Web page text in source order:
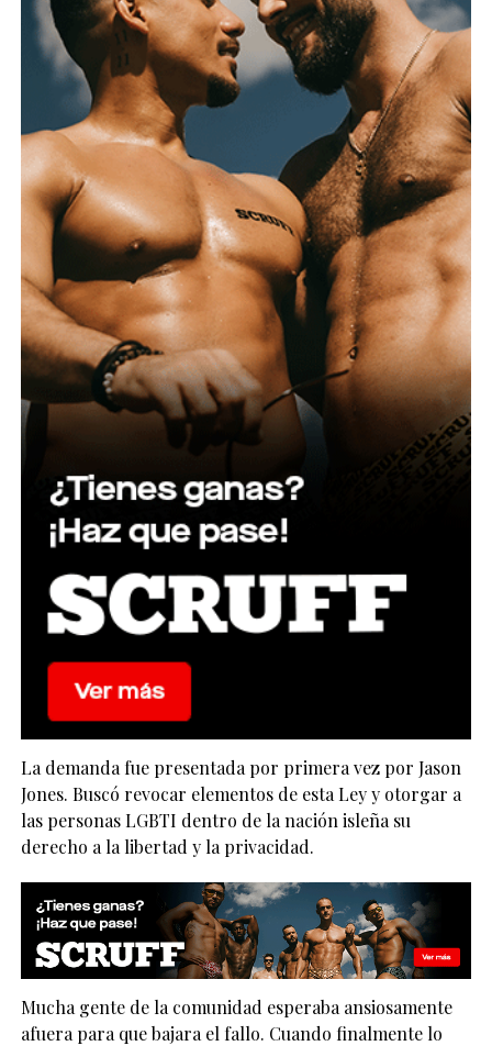
La demanda fue presentada por primera vez por Jason
Jones. Buscó revocar elementos de esta Ley y otorgar a
las personas LGBTI dentro de la nación isleña su
derecho a la libertad y la privacidad.
Mucha gente de la comunidad esperaba ansiosamente
afuera para que bajara el fallo. Cuando finalmente lo